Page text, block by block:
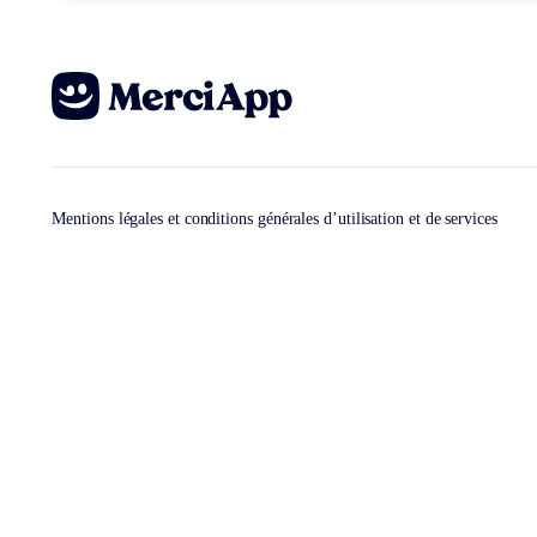
Mentions légales et conditions générales d’utilisation et de services